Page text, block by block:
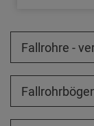
Fallrohre -